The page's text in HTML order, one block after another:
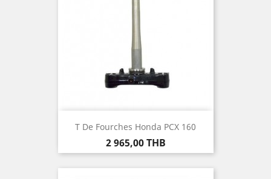
T De Fourches Honda PCX 160
Prix
2 965,00 THB